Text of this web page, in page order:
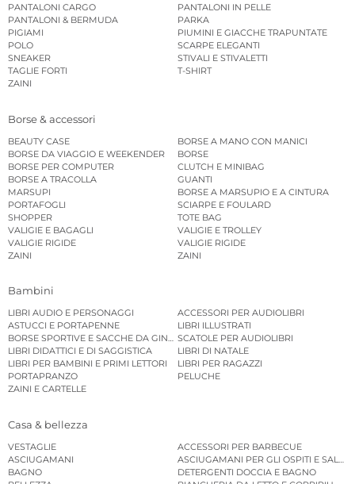
PANTALONI CARGO
PANTALONI IN PELLE
PANTALONI & BERMUDA
PARKA
PIGIAMI
PIUMINI E GIACCHE TRAPUNTATE
POLO
SCARPE ELEGANTI
SNEAKER
STIVALI E STIVALETTI
TAGLIE FORTI
T-SHIRT
ZAINI
Borse & accessori
BEAUTY CASE
BORSE A MANO CON MANICI
BORSE DA VIAGGIO E WEEKENDER
BORSE
BORSE PER COMPUTER
CLUTCH E MINIBAG
BORSE A TRACOLLA
GUANTI
MARSUPI
BORSE A MARSUPIO E A CINTURA
PORTAFOGLI
SCIARPE E FOULARD
SHOPPER
TOTE BAG
VALIGIE E BAGAGLI
VALIGIE E TROLLEY
VALIGIE RIGIDE
VALIGIE RIGIDE
ZAINI
ZAINI
Bambini
LIBRI AUDIO E PERSONAGGI
ACCESSORI PER AUDIOLIBRI
ASTUCCI E PORTAPENNE
LIBRI ILLUSTRATI
BORSE SPORTIVE E SACCHE DA GINNASTICASCATOLE PER AUDIOLIBRI
LIBRI DIDATTICI E DI SAGGISTICA
LIBRI DI NATALE
LIBRI PER BAMBINI E PRIMI LETTORI
LIBRI PER RAGAZZI
PORTAPRANZO
PELUCHE
ZAINI E CARTELLE
Casa & bellezza
VESTAGLIE
ACCESSORI PER BARBECUE
ASCIUGAMANI
ASCIUGAMANI PER GLI OSPITI E
BAGNO
DETERGENTI DOCCIA E BAGNO